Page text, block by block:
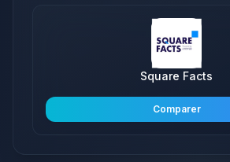
Square Facts
Comparer